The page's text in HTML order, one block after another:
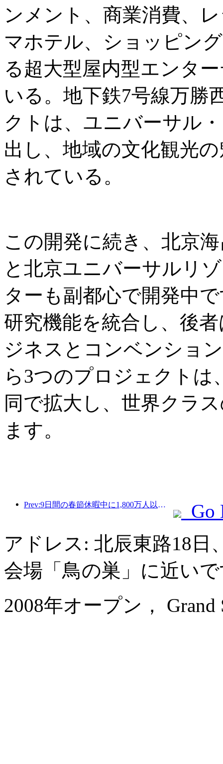
ンメント、商業消費、
マホテル、ショッピン
る超大型屋内型エンタ
いる。地下鉄7号線万勝
クトは、ユニバーサル
出し、地域の文化観光
されている。
この開発に続き、北京
と北京ユニバーサルリ
ターも副都心で開発中
研究機能を統合し、後
ジネスとコンベンショ
ら3つのプロジェクトは
同で拡大し、世界クラ
ます。
Prev:9日間の春節休暇中に1,800万人以上が国内外を旅行すると予想されている。
Go
アドレス: 北辰東路18
会場「鳥の巣」に近い
2008年オープン，